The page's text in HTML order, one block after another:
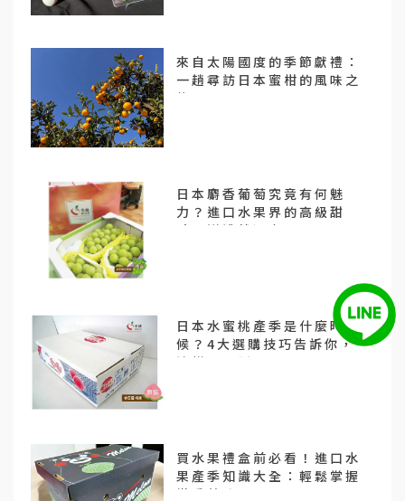
來自太陽國度的季節獻禮：
一趟尋訪日本蜜柑的風味之
旅
日本麝香葡萄究竟有何魅
力？進口水果界的高級甜
點，送禮就選它！
日本水蜜桃產季是什麼時
候？4大選購技巧告訴你，
這樣買不踩雷！
買水果禮盒前必看！進口水
果產季知識大全：輕鬆掌握
當季美味